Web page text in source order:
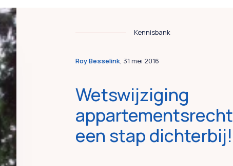
Kennisbank
Roy Besselink, 31 mei 2016
Wetswijziging
appartementsrecht
een stap dichterbij!